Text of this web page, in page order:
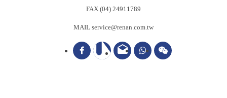
FAX (04) 24911789
MAIL service@renan.com.tw
drafts